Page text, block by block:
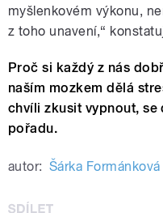
myšlenkovém výkonu,
z toho unavení,“
Proč si každý z nás
naším mozkem dělá
chvíli zkusit vypnout,
pořadu.
autor: Šárka Formánková